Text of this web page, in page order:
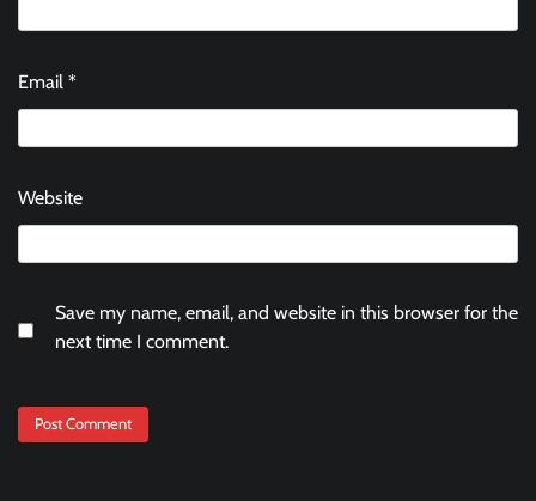
Email *
Website
Save my name, email, and website in this browser for the
next time I comment.